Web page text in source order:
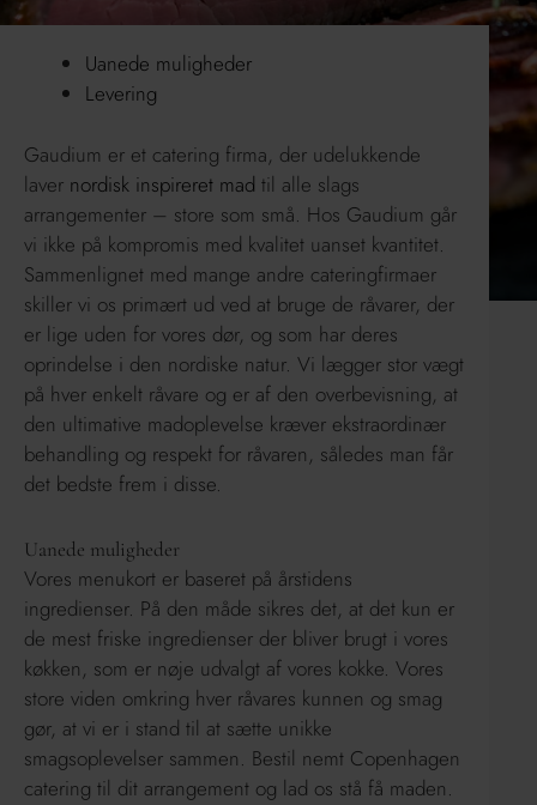
Uanede muligheder
Levering
Gaudium er et catering firma, der udelukkende
laver nordisk inspireret mad til alle slags
arrangementer – store som små. Hos Gaudium går
vi ikke på kompromis med kvalitet uanset kvantitet.
Sammenlignet med mange andre cateringfirmaer
skiller vi os primært ud ved at bruge de råvarer, der
er lige uden for vores dør, og som har deres
oprindelse i den nordiske natur. Vi lægger stor vægt
på hver enkelt råvare og er af den overbevisning, at
den ultimative madoplevelse kræver ekstraordinær
behandling og respekt for råvaren, således man får
det bedste frem i disse.
Uanede muligheder
Vores menukort er baseret på årstidens
ingredienser. På den måde sikres det, at det kun er
de mest friske ingredienser der bliver brugt i vores
køkken, som er nøje udvalgt af vores kokke. Vores
store viden omkring hver råvares kunnen og smag
gør, at vi er i stand til at sætte unikke
smagsoplevelser sammen. Bestil nemt Copenhagen
catering til dit arrangement og lad os stå få maden.